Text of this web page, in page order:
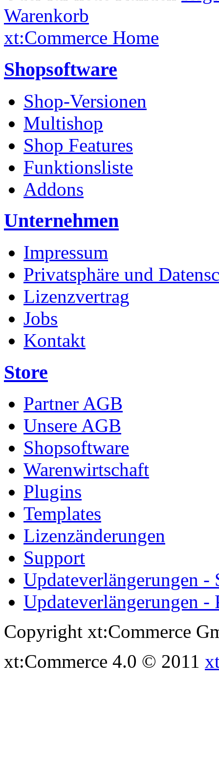
Warenkorb
xt:Commerce Home
Shopsoftware
Shop-Versionen
Multishop
Shop Features
Funktionsliste
Addons
Unternehmen
Impressum
Privatsphäre und
Lizenzvertrag
Jobs
Kontakt
Store
Partner AGB
Unsere AGB
Shopsoftware
Warenwirtschaft
Plugins
Templates
Lizenzänderungen
Support
Updateverlängerungen -
Updateverlängerungen -
Copyright xt:Commerce
xt:Commerce 4.0 © 2011